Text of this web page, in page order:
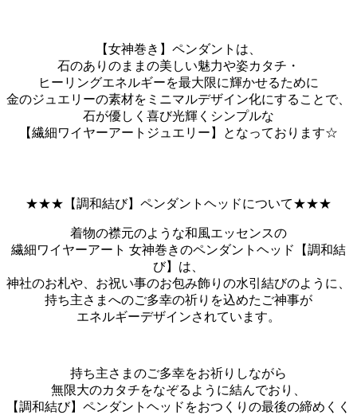
【女神巻き】ペンダントは、
石のありのままの美しい魅力や姿カタチ・
ヒーリングエネルギーを最大限に輝かせるために
金のジュエリーの素材をミニマルデザイン化にすることで、
石が優しく喜び光輝くシンプルな
【繊細ワイヤーアートジュエリー】となっております☆
★★★【調和結び】ペンダントヘッドについて★★★
着物の襟元のような和風エッセンスの
繊細ワイヤーアート 女神巻きのペンダントヘッド【調和結
び】は、
神社のお札や、お祝い事のお包み飾りの水引結びのように、
持ち主さまへのご多幸の祈りを込めたご神事が
エネルギーデザインされています。
持ち主さまのご多幸をお祈りしながら
無限大のカタチをなぞるように結んでおり、
【調和結び】ペンダントヘッドをおつくりの最後の締めくく